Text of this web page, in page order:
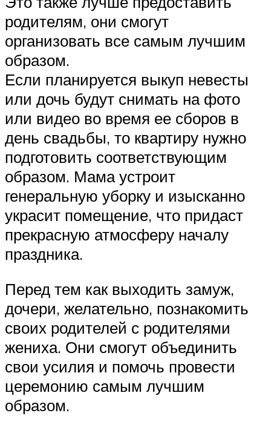
родителям, они смогут
организовать все самым лучшим
образом.
Если планируется выкуп невесты
или дочь будут снимать на фото
или видео во время ее сборов в
день свадьбы, то квартиру нужно
подготовить соответствующим
образом. Мама устроит
генеральную уборку и изысканно
украсит помещение, что придаст
прекрасную атмосферу началу
праздника.
Перед тем как выходить замуж,
дочери, желательно, познакомить
своих родителей с родителями
жениха. Они смогут объединить
свои усилия и помочь провести
церемонию самым лучшим
образом.